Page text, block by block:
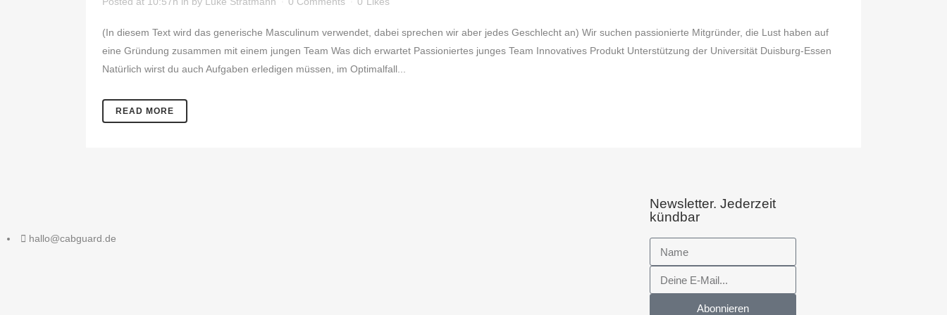
(In diesem Text wird das generische Masculinum verwendet, dabei sprechen wir aber jedes Geschlecht an) Wir suchen passionierte Mitgründer, die Lust haben auf
eine Gründung zusammen mit einem jungen Team Was dich erwartet Passioniertes junges Team Innovatives Produkt Unterstützung der Universität Duisburg-Essen
Natürlich wirst du auch Aufgaben erledigen müssen, im Optimalfall...
READ MORE
hallo@cabguard.de
Newsletter. Jederzeit
kündbar
Abonnieren